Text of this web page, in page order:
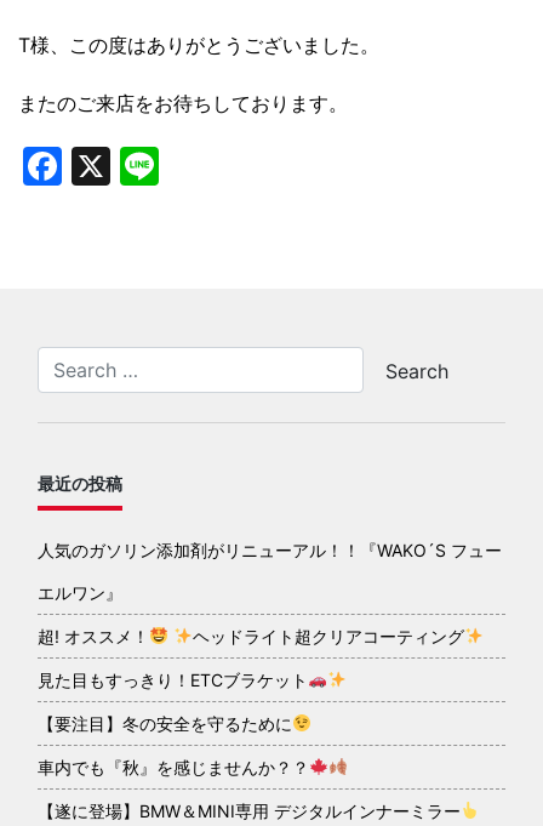
T様、この度はありがとうございました。
またのご来店をお待ちしております。
Facebook
X
最近の投稿
人気のガソリン添加剤がリニューアル！！『WAKO´S フュー
エルワン』
超! オススメ！ ヘッドライト超クリアコーティング
見た目もすっきり！ETCブラケット
【要注目】冬の安全を守るために
車内でも『秋』を感じませんか？？
【遂に登場】BMW＆MINI専用 デジタルインナーミラー